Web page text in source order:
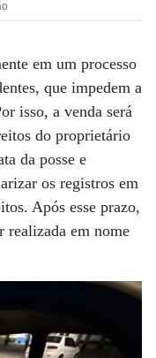
em um processo
que impedem a
isso, a venda será
do proprietário
da posse e
os registros em
Após esse prazo,
realizada em nome